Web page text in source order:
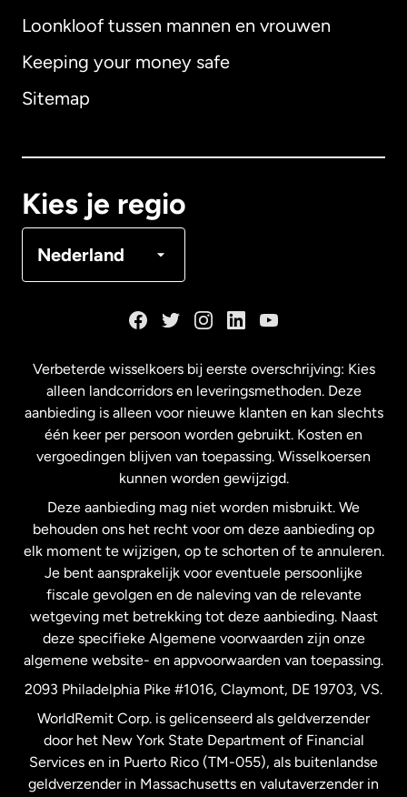
Loonkloof tussen mannen en vrouwen
Keeping your money safe
Sitemap
Kies je regio
Nederland
Australië
Maleisië
Nederland
Nieuw-Zeeland
Spanje
Verenigd Koninkrijk
Verenigde Staten English
Verenigde Staten Español
Verbeterde wisselkoers bij eerste overschrijving: Kies
alleen landcorridors en leveringsmethoden. Deze
aanbieding is alleen voor nieuwe klanten en kan slechts
één keer per persoon worden gebruikt. Kosten en
vergoedingen blijven van toepassing. Wisselkoersen
kunnen worden gewijzigd.
Deze aanbieding mag niet worden misbruikt. We
behouden ons het recht voor om deze aanbieding op
elk moment te wijzigen, op te schorten of te annuleren.
Je bent aansprakelijk voor eventuele persoonlijke
fiscale gevolgen en de naleving van de relevante
wetgeving met betrekking tot deze aanbieding. Naast
deze specifieke Algemene voorwaarden zijn onze
algemene website- en appvoorwaarden van toepassing.
2093 Philadelphia Pike #1016, Claymont, DE 19703, VS.
WorldRemit Corp. is gelicenseerd als geldverzender
door het New York State Department of Financial
Services en in Puerto Rico (TM-055), als buitenlandse
geldverzender in Massachusetts en valutaverzender in